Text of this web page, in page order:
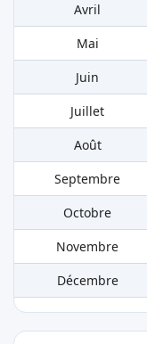
Avril
Mai
Juin
Juillet
Août
Septembre
Octobre
Novembre
Décembre